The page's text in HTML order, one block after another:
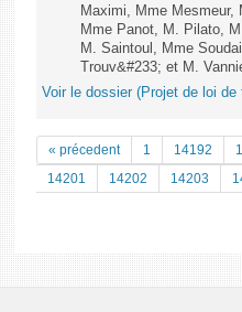
Maximi, Mme Mesmeur,
Mme Panot, M. Pilato,
M. Saintoul, Mme
Trouv&#233; et M.
Voir le dossier (Projet de loi de
« précedent 1 14192
14201
14202 14203